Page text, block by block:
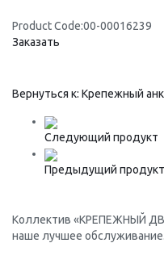
Product Code:00-00016239
Заказать
Вернуться к: Крепежный
Следующий продукт
Предыдущий продукт
Коллектив «КРЕПЕЖНЫЙ
наше лучшее обслуживание.